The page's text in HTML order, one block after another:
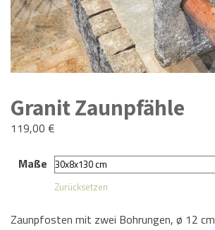
Granit Zaunpfähle
119,00 €
Maße
Zurücksetzen
Zaunpfosten mit zwei Bohrungen, ø 12 cm